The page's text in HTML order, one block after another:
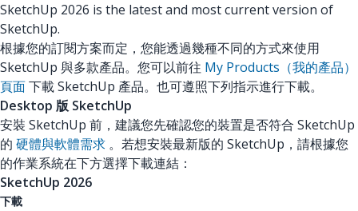
SketchUp 2026 is the latest and most current version of
SketchUp.
根據您的訂閱方案而定，您能透過幾種不同的方式來使用
SketchUp 與多款產品。您可以前往 My Products（我的產品）
頁面下載 SketchUp 產品。也可遵照下列指示進行下載。
Desktop 版 SketchUp
安裝 SketchUp 前，建議您先確認您的裝置是否符合 SketchUp
的 硬體與軟體需求 。若想安裝最新版的 SketchUp，請根據您
的作業系統在下方選擇下載連結：
SketchUp 2026
下載